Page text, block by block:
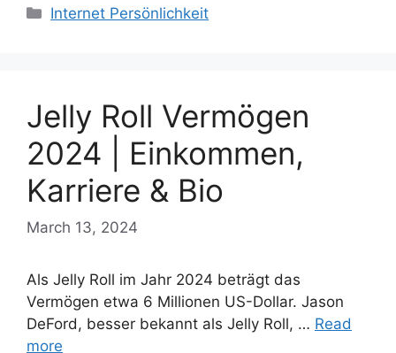
Categories
Internet Persönlichkeit
Jelly Roll Vermögen
2024 | Einkommen,
Karriere & Bio
March 13, 2024
Als Jelly Roll im Jahr 2024 beträgt das
Vermögen etwa 6 Millionen US-Dollar. Jason
DeFord, besser bekannt als Jelly Roll, … Read
more